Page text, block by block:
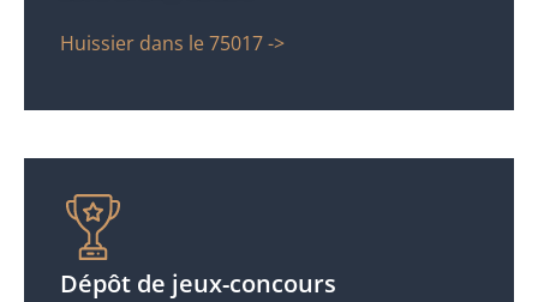
Huissier dans le 75017 ->
Dépôt de jeux-concours